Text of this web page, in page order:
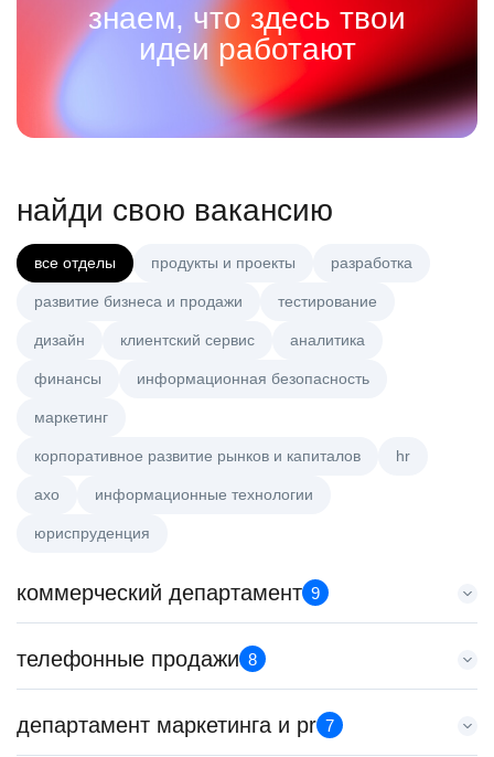
знаем, что здесь твои
идеи работают
найди свою вакансию
все отделы продукты и проекты разработка
развитие бизнеса и продажи тестирование
дизайн клиентский сервис аналитика
финансы информационная безопасность
маркетинг
корпоративное развитие рынков и капиталов hr
axo информационные технологии
юриспруденция
коммерческий департамент 9
Менеджер по работе с ключевыми клиентами (КАМ)
HeadHunter::Коммерческий департамент
з/п не указана
телефонные продажи 8
HeadHunter::Телефонные продажи
департамент маркетинга и pr 7